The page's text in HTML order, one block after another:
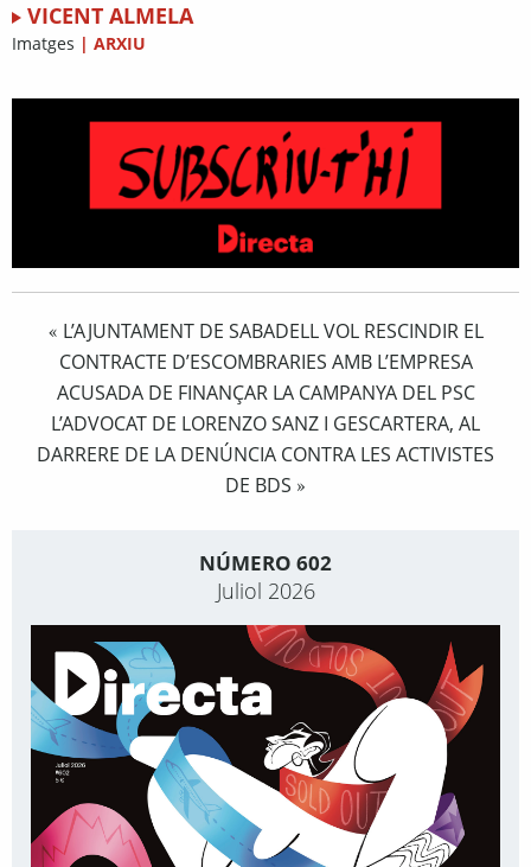
VICENT ALMELA
Imatges | ARXIU
« L’AJUNTAMENT DE SABADELL VOL RESCINDIR EL
CONTRACTE D’ESCOMBRARIES AMB L’EMPRESA
ACUSADA DE FINANÇAR LA CAMPANYA DEL PSC
L’ADVOCAT DE LORENZO SANZ I GESCARTERA, AL
DARRERE DE LA DENÚNCIA CONTRA LES ACTIVISTES
DE BDS »
NÚMERO 602
Juliol 2026